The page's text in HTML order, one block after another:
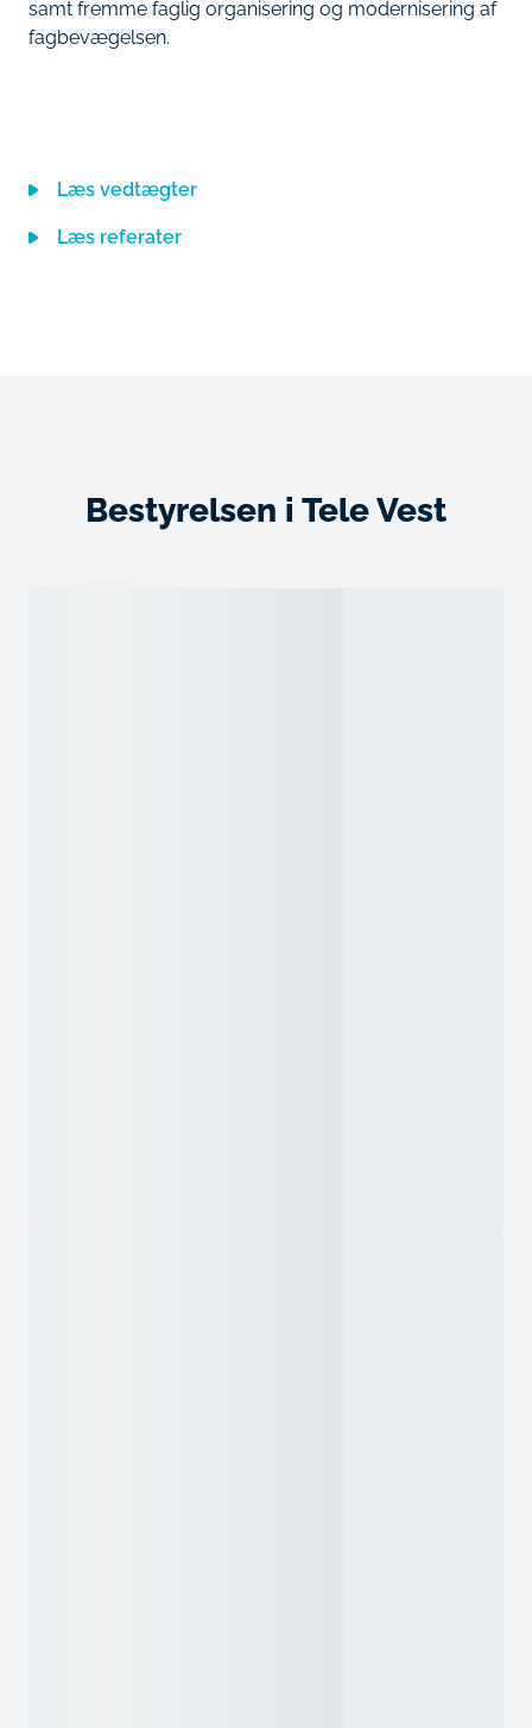
samt fremme faglig organisering og modernisering af
fagbevægelsen.
Læs vedtægter
Læs referater
Bestyrelsen i Tele Vest